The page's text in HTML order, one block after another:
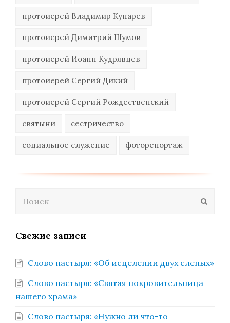
протоиерей Владимир Купарев
протоиерей Димитрий Шумов
протоиерей Иоанн Кудрявцев
протоиерей Сергий Дикий
протоиерей Сергий Рождественский
святыни сестричество
социальное служение фоторепортаж
Свежие записи
Слово пастыря: «Об исцелении двух слепых»
Слово пастыря: «Святая покровительница
нашего храма»
Слово пастыря: «Нужно ли что-то